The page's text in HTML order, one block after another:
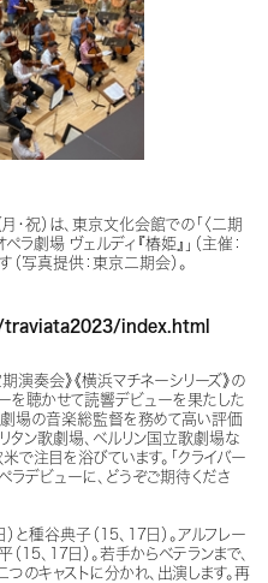
月・祝）は、東京文化会館での「〈二期
劇場 ヴェルディ『椿姫』」（主催：
写真提供：東京二期会）。
index.html
演奏会》《横浜マチネーシリーズ》の
を聴かせて読響デビューを果たした
劇場の音楽総監督を務めて高い評価
タン歌劇場、ベルリン国立歌劇場な
で注目を浴びています。「クライバー
ラデビューに、どうぞご期待くださ
と種谷典子（15、17日）。アルフレー
15、17日）。若手からベテランまで、
のキャストに分かれ、出演します。再